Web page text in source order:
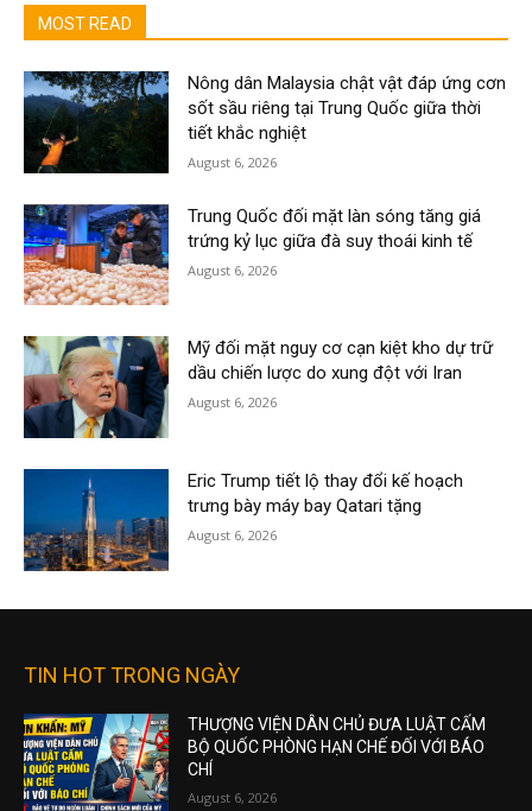
MOST READ
Nông dân Malaysia chật vật đáp ứng cơn
sốt sầu riêng tại Trung Quốc giữa thời
tiết khắc nghiệt
August 6, 2026
Trung Quốc đối mặt làn sóng tăng giá
trứng kỷ lục giữa đà suy thoái kinh tế
August 6, 2026
Mỹ đối mặt nguy cơ cạn kiệt kho dự trữ
dầu chiến lược do xung đột với Iran
August 6, 2026
Eric Trump tiết lộ thay đổi kế hoạch
trưng bày máy bay Qatari tặng
August 6, 2026
TIN HOT TRONG NGÀY
THƯỢNG VIỆN DÂN CHỦ ĐƯA LUẬT CẤM
BỘ QUỐC PHÒNG HẠN CHẾ ĐỐI VỚI BÁO
CHÍ
August 6, 2026